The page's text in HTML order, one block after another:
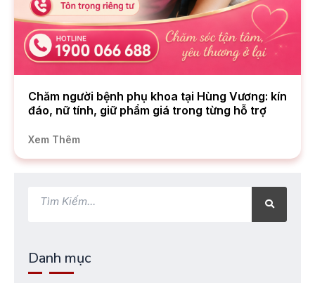
Chăm người bệnh phụ khoa tại Hùng Vương: kín
đáo, nữ tính, giữ phẩm giá trong từng hỗ trợ
Xem Thêm
kiếm
Tìm
Danh mục